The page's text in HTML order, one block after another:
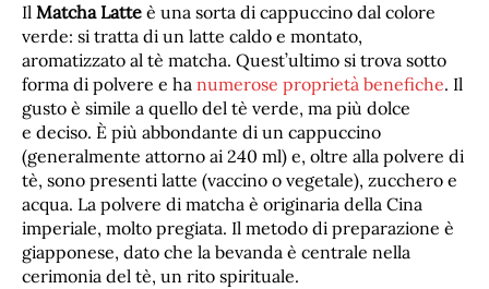
Il Matcha Latte è una sorta di cappuccino dal colore
verde: si tratta di un latte caldo e montato,
aromatizzato al tè matcha. Quest’ultimo si trova sotto
forma di polvere e ha numerose proprietà benefiche. Il
gusto è simile a quello del tè verde, ma più dolce
e deciso. È più abbondante di un cappuccino
(generalmente attorno ai 240 ml) e, oltre alla polvere di
tè, sono presenti latte (vaccino o vegetale), zucchero e
acqua. La polvere di matcha è originaria della Cina
imperiale, molto pregiata. Il metodo di preparazione è
giapponese, dato che la bevanda è centrale nella
cerimonia del tè, un rito spirituale.